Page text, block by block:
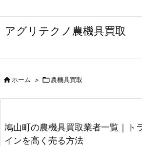
アグリテクノ農機具買取
ホーム > 農機具買取
鳩山町の農機具買取業者一覧｜ト
インを高く売る方法